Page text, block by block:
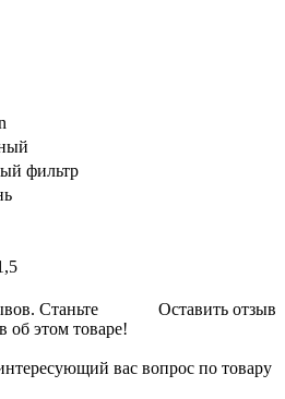
фильтр
Оставить отзыв
Станьте
об этом товаре!
вас вопрос по товару